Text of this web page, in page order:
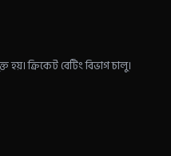
ক্রিকেট বেটিং বিভাগ চালু।